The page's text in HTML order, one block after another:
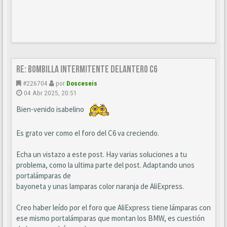
Re: BOMBILLA INTERMITENTE DELANTERO C6
#226704 por Dosceseis
04 Abr 2025, 20:51
Bien-venido isabelino
Es grato ver como el foro del C6 va creciendo.
Echa un vistazo a este post. Hay varias soluciones a tu
problema, como la ultima parte del post. Adaptando unos
portalámparas de
bayoneta y unas lamparas color naranja de AliExpress.
Creo haber leído por el foro que AliExpress tiene lámparas con
ese mismo portalámparas que montan los BMW, es cuestión